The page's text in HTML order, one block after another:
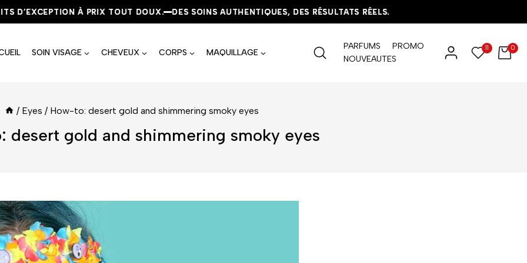
À PRIX TOUT DOUX. DES SOINS AUTHENTIQUES, DES RÉSULTATS RÉELS.
À PRIX TOUT DOUX. DES SOINS AUTHENTIQUES, DES RÉSULTATS RÉELS.
À PRIX TOUT DOUX. DES SOINS AUTHENTIQUES, DES RÉSULTATS RÉELS.
SOIN VISAGE CHEVEUX CORPS MAQUILLAGE
PARFUMS
PROMO
NOUVEAUTES
11 0
/ Eyes / How-to: desert gold and shimmering smoky eyes
desert gold and shimmering smoky eyes